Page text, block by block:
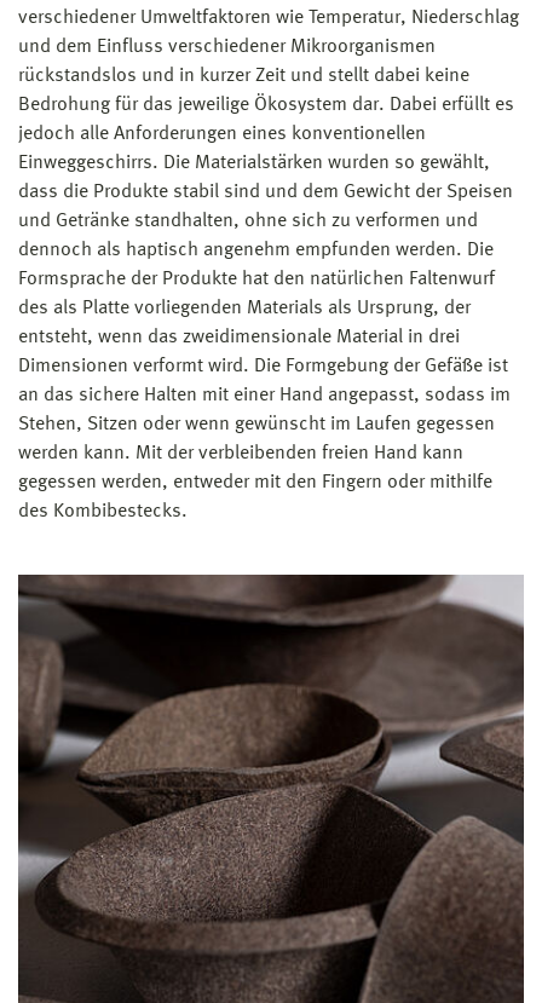
verschiedener Umweltfaktoren wie Temperatur, Niederschlag
und dem Einfluss verschiedener Mikroorganismen
rückstandslos und in kurzer Zeit und stellt dabei keine
Bedrohung für das jeweilige Ökosystem dar. Dabei erfüllt es
jedoch alle Anforderungen eines konventionellen
Einweggeschirrs. Die Materialstärken wurden so gewählt,
dass die Produkte stabil sind und dem Gewicht der Speisen
und Getränke standhalten, ohne sich zu verformen und
dennoch als haptisch angenehm empfunden werden. Die
Formsprache der Produkte hat den natürlichen Faltenwurf
des als Platte vorliegenden Materials als Ursprung, der
entsteht, wenn das zweidimensionale Material in drei
Dimensionen verformt wird. Die Formgebung der Gefäße ist
an das sichere Halten mit einer Hand angepasst, sodass im
Stehen, Sitzen oder wenn gewünscht im Laufen gegessen
werden kann. Mit der verbleibenden freien Hand kann
gegessen werden, entweder mit den Fingern oder mithilfe
des Kombibestecks.